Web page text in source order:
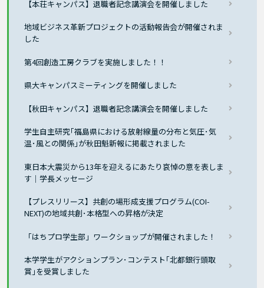
【本荘キャンパス】退職者記念講演会を開催しました
地域ビジネス革新プロジェクトの活動報告会が開催されま
した
第4回創造工房クラブを実施しました！！
県大キャンパスミーティングを開催しました
【秋田キャンパス】退職者記念講演会を開催しました
学生自主研究｢福島県における放射線量の分布と気圧･気
温･風との関係｣が秋田魁新報に掲載されました
東日本大震災から13年を迎えるにあたり哀悼の意を表しま
す｜学長メッセージ
【プレスリリース】共創の場形成支援プログラム(COI-
NEXT)の地域共創･本格型への昇格が決定
「はちプロ学生部」ワークショップが開催されました！
本学学生がアクションプラン･コンテスト｢北都銀行頭取
賞｣を受賞しました